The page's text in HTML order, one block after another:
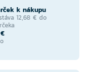
k nákupu
12,68 € do